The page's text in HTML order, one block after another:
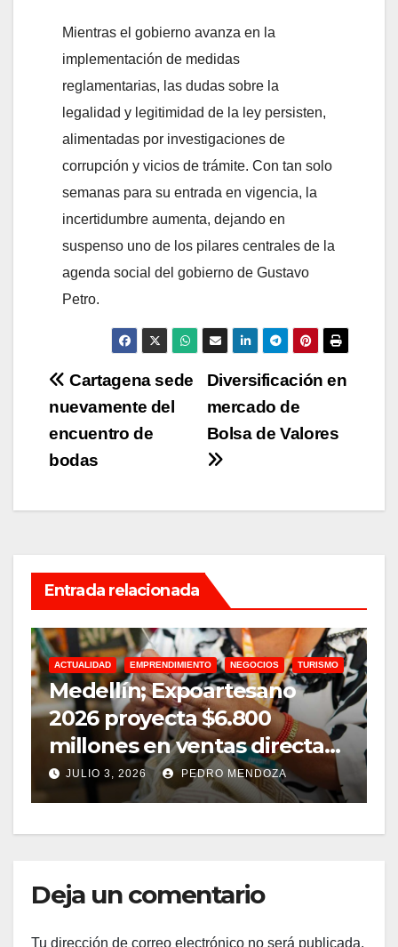
Mientras el gobierno avanza en la
implementación de medidas
reglamentarias, las dudas sobre la
legalidad y legitimidad de la ley persisten,
alimentadas por investigaciones de
corrupción y vicios de trámite. Con tan solo
semanas para su entrada en vigencia, la
incertidumbre aumenta, dejando en
suspenso uno de los pilares centrales de la
agenda social del gobierno de Gustavo
Petro.
Navegación
de
entradas
Diversificación en
mercado de
Bolsa de Valores
Cartagena sede
nuevamente del
encuentro de
bodas
Entrada relacionada
ACTUALIDAD EMPRENDIMIENTO NEGOCIOS TURISMO
Medellín; Expoartesano
2026 proyecta $6.800
millones en ventas directas
y un impacto de USD 9,7
millones
JULIO 3, 2026 PEDRO MENDOZA
Deja un comentario
Tu dirección de correo electrónico no será publicada.